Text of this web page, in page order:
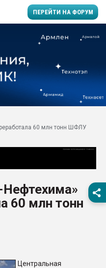
ПЕРЕЙТИ НА ФОРУМ
Вакуум-формовочные
28.07.2026
бутылок
Материал поверхности
вакуумного
60 млн тонн ШФЛУ
60 млн тонн
Центральная